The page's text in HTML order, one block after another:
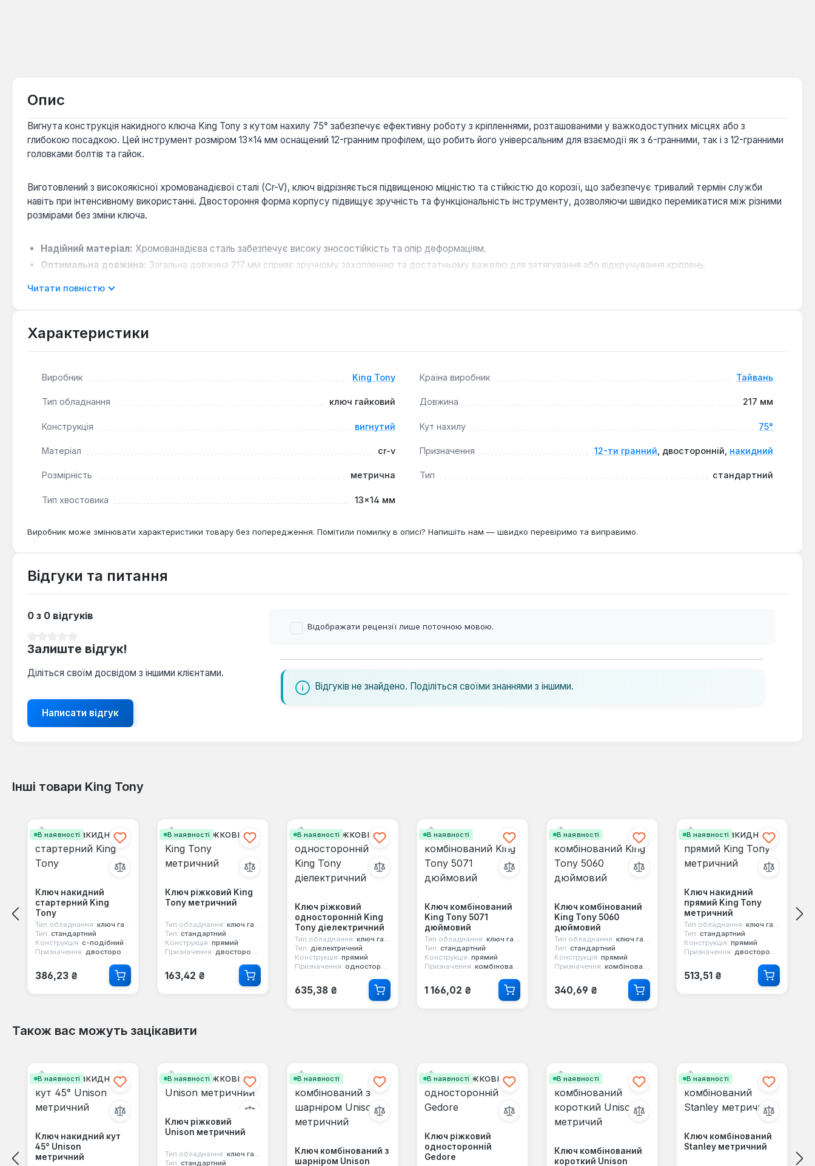
Опис
Вигнута конструкція накидного ключа King Tony з кутом нахилу 75° забезпечує ефективну роботу з кріпленнями, розташованими у важкодоступних місцях або з
глибокою посадкою. Цей інструмент розміром 13×14 мм оснащений 12-гранним профілем, що робить його універсальним для взаємодії як з 6-гранними, так і з 12-гранними
головками болтів та гайок.
Виготовлений з високоякісної хромованадієвої сталі (Cr-V), ключ відрізняється підвищеною міцністю та стійкістю до корозії, що забезпечує тривалий термін служби
навіть при інтенсивному використанні. Двостороння форма корпусу підвищує зручність та функціональність інструменту, дозволяючи швидко перемикатися між різними
розмірами без зміни ключа.
Надійний матеріал: Хромованадієва сталь забезпечує високу зносостійкість та опір деформаціям.
Оптимальна довжина: Загальна довжина 217 мм сприяє зручному захопленню та достатньому важелю для затягування або відкручування кріплень.
в побуті.
Ключ накидний King Tony 13×14 мм є практичним рішенням для професійних механіків та домашніх майстрів, яким потрібен надійний інструмент для роботи з метричними
кріпленнями. Його конструктивні особливості роблять його особливо корисним при виконанні завдань, що вимагають доступу до обмежених просторів або роботи з
Читати повністю
Характеристики
Виробник King Tony Країна виробник Тайвань
Тип обладнання ключ гайковий Довжина 217 мм
Конструкція вигнутий Кут нахилу 75°
Матеріал cr-v Призначення 12-ти гранний , двосторонній, накидний
Розмірність метрична Тип стандартний
Тип хвостовика 13×14 мм
Виробник може змінювати характеристики товару без попередження. Помітили помилку в описі? Напишіть нам — швидко перевіримо та виправимо.
Відгуки та питання
0 з 0 відгуків
Залиште відгук!
Діліться своїм досвідом з іншими клієнтами.
Написати відгук
Відображати рецензії лише поточною мовою.
Відгуків не знайдено. Поділіться своїми знаннями з іншими.
Інші товари King Tony
В наявності
Ключ накидний
стартерний King
Tony
Тип обладнання: ключ гайковий
Тип: стандартний
Конструкція: с-подібний
Призначення: двосторонній, 12-ти гранний, стартерний
Звичайна ціна:
386,23 ₴
В наявності
Ключ ріжковий King
Tony метричний
Тип обладнання: ключ гайковий
Тип: стандартний
Конструкція: прямий
Призначення: двосторонній, 12-ти гранний, ріжковий
Звичайна ціна:
163,42 ₴
В наявності
Ключ ріжковий
односторонній King
Tony діелектричний
Тип обладнання: ключ гайковий
Тип: діелектричний
Конструкція: прямий
Призначення: односторонній, ріжковий
Звичайна ціна:
635,38 ₴
В наявності
Ключ комбінований
King Tony 5071
дюймовий
Тип обладнання: ключ гайковий
Тип: стандартний
Конструкція: прямий
Призначення: комбінований, двосторонній, 12-ти гранний
Звичайна ціна:
1 166,02 ₴
В наявності
Ключ комбінований
King Tony 5060
дюймовий
Тип обладнання: ключ гайковий
Тип: стандартний
Конструкція: прямий
Призначення: комбінований, двосторонній, 12-ти гранний
Звичайна ціна:
340,69 ₴
В наявності
Ключ накидний
прямий King Tony
метричний
Тип обладнання: ключ гайковий
Тип: стандартний
Конструкція: прямий
Призначення: двосторонній, 12-ти гранний, накидний
Звичайна ціна:
513,51 ₴
Також вас можуть зацікавити
В наявності
Ключ накидний кут
45° Unison
метричний
В наявності
Ключ ріжковий
Unison метричний
Тип обладнання: ключ гайковий
Тип: стандартний
В наявності
Ключ комбінований з
шарніром Unison
В наявності
Ключ ріжковий
односторонній
Gedore
В наявності
Ключ комбінований
короткий Unison
В наявності
Ключ комбінований
Stanley метричний